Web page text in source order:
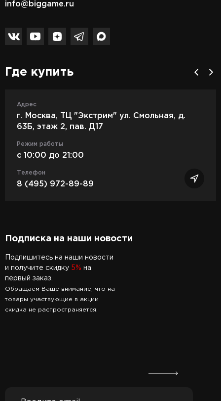
info@biggame.ru
Где купить
Адрес
г. Москва, ТЦ "Экстрим" ул. Смольная, д.
63Б, этаж 2, пав. Д17
Режим работы
c 10:00 до 21:00
Телефон
8 (495) 972-89-89
Подписка на наши новости
Подпишитесь на наши новости
и получите скидку 5% на
первый заказ.
Обращаем Ваше внимание, что на
товары участвующие в акции
скидка не распространяется.